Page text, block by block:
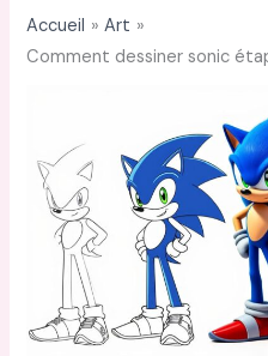
Accueil
Art
Comment dessiner sonic